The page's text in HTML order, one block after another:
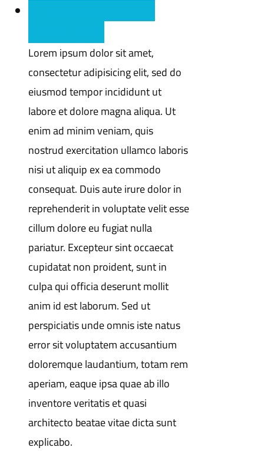
Lorem ipsum dolor sit amet,
consectetur adipisicing elit, sed do
eiusmod tempor incididunt ut
labore et dolore magna aliqua. Ut
enim ad minim veniam, quis
nostrud exercitation ullamco laboris
nisi ut aliquip ex ea commodo
consequat. Duis aute irure dolor in
reprehenderit in voluptate velit esse
cillum dolore eu fugiat nulla
pariatur. Excepteur sint occaecat
cupidatat non proident, sunt in
culpa qui officia deserunt mollit
anim id est laborum. Sed ut
perspiciatis unde omnis iste natus
error sit voluptatem accusantium
doloremque laudantium, totam rem
aperiam, eaque ipsa quae ab illo
inventore veritatis et quasi
architecto beatae vitae dicta sunt
explicabo.